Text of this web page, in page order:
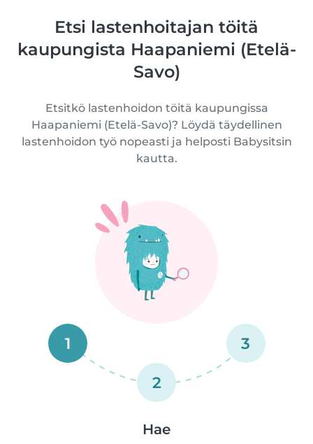
Etsi lastenhoitajan töitä
kaupungista Haapaniemi (Etelä-
Savo)
Etsitkö lastenhoidon töitä kaupungissa
Haapaniemi (Etelä-Savo)? Löydä täydellinen
lastenhoidon työ nopeasti ja helposti Babysitsin
kautta.
1
2
3
Hae